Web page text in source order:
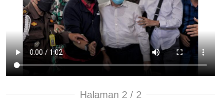
Halaman 2 / 2